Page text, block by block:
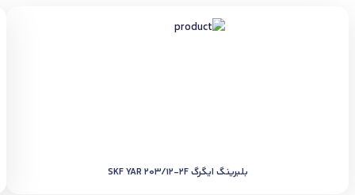
بلبرینگ ایگرگ SKF YAR 203/12-2F